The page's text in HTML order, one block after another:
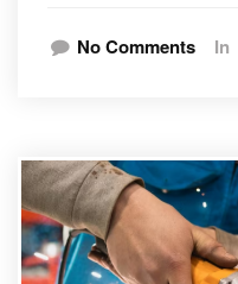
No Comments In